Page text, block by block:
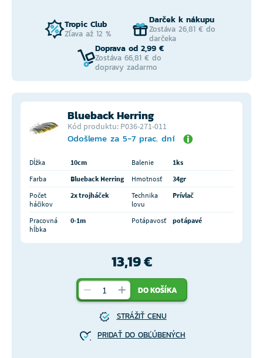
Tropic Club
Zľava až 12 %
Darček k nákupu
Zostáva 26,81 € do
darčeka
Doprava od 2,99 €
Zostáva 66,81 € do
dopravy zadarmo
Blueback Herring
Kód produktu: P036-271-011
Odošleme za 5-7 prac. dní
Dĺžka 10cm Balenie
1ks
Farba
Blueback Herring Hmotnosť
34gr
Počet
háčikov
2x trojháček
Technika
lovu
Prívlač
Pracovná
hĺbka
0-1m Potápavosť potápavé
13,19 €
DO KOŠÍKA
STRÁŽIŤ CENU
PRIDAŤ DO OBĽÚBENÝCH